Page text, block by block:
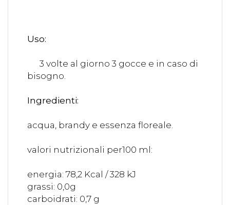
Uso:
3 volte al giorno 3 gocce e in caso di
bisogno.
Ingredienti:
acqua, brandy e essenza floreale.
valori nutrizionali per100 ml:
energia: 78,2 Kcal / 328 kJ
grassi: 0,0g
carboidrati: 0,7 g